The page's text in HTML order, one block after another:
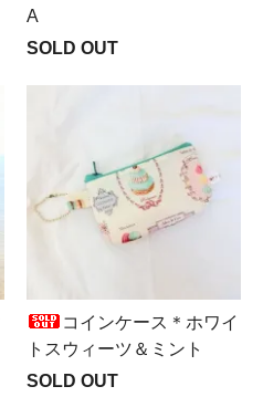
A
SOLD OUT
コインケース＊ホワイ
トスウィーツ＆ミント
SOLD OUT